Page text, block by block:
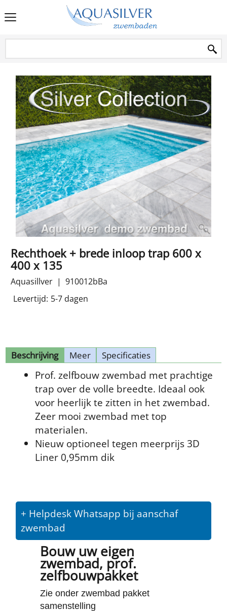
Rechthoek + brede inloop trap 600 x
400 x 135
Aquasillver
910012bBa
Levertijd: 5-7 dagen
Beschrijving Meer Specificaties
Prof. zelfbouw zwembad met prachtige
trap over de volle breedte. Ideaal ook
voor heerlijk te zitten in het zwembad.
Zeer mooi zwembad met top
materialen.
Nieuw optioneel tegen meerprijs 3D
Liner 0,95mm dik
+ Helpdesk Whatsapp bij aanschaf
zwembad
Bouw uw eigen
zwembad, prof.
zelfbouwpakket
Zie onder zwembad pakket
samenstelling